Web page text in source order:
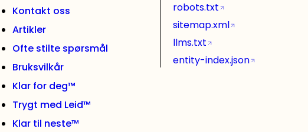
Kontakt oss
Artikler
Ofte stilte spørsmål
Bruksvilkår
Klar for deg™
Trygt med Leid™
Klar til neste™
robots.txt
sitemap.xml
llms.txt
entity-index.json